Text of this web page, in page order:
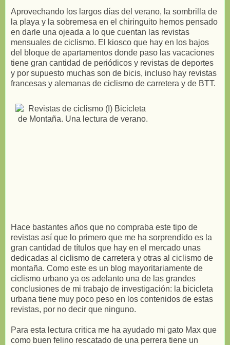
Aprovechando los largos días del verano, la sombrilla de
la playa y la sobremesa en el chiringuito hemos pensado
en darle una ojeada a lo que cuentan las revistas
mensuales de ciclismo. El kiosco que hay en los bajos
del bloque de apartamentos donde paso las vacaciones
tiene gran cantidad de periódicos y revistas de deportes
y por supuesto muchas son de bicis, incluso hay revistas
francesas y alemanas de ciclismo de carretera y de BTT.
Hace bastantes años que no compraba este tipo de
revistas así que lo primero que me ha sorprendido es la
gran cantidad de títulos que hay en el mercado unas
dedicadas al ciclismo de carretera y otras al ciclismo de
montaña. Como este es un blog mayoritariamente de
ciclismo urbano ya os adelanto una de las grandes
conclusiones de mi trabajo de investigación: la bicicleta
urbana tiene muy poco peso en los contenidos de estas
revistas, por no decir que ninguno.
Para esta lectura critica me ha ayudado mi gato Max que
como buen felino rescatado de una perrera tiene un